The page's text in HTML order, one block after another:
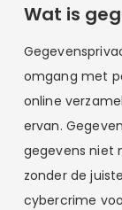
Wat is
omgang met
online
ervan.
gegevens niet
zonder de
cybercrime